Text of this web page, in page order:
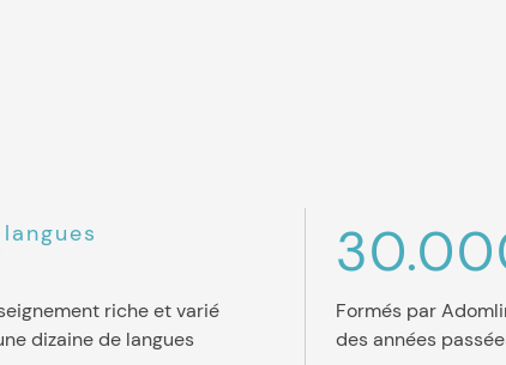
langues
riche et varié
dizaine de langues
Formés par
des années